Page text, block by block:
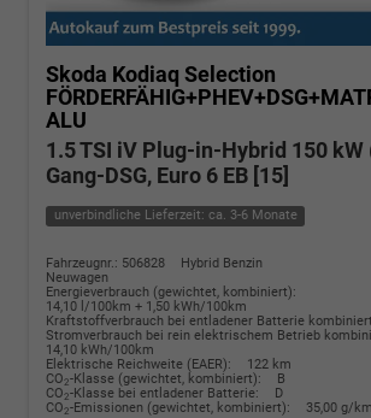
Skoda Kodiaq Selection
ALU
1.5 TSI iV Plug-in-Hybrid 150 kW
Gang-DSG, Euro 6 EB [15]
unverbindliche Lieferzeit: ca. 3-6 Monate
Fahrzeugnr.: 506828
Hybrid Benzin
Neuwagen
Energieverbrauch (gewichtet, kombiniert):
14,10 l/100km + 1,50 kWh/100km
Kraftstoffverbrauch bei entladener Batterie
Stromverbrauch bei rein elektrischem Betrieb
14,10 kWh/100km
Elektrische Reichweite (EAER):
122 km
CO2-Klasse (gewichtet, kombiniert):
B
CO2-Klasse bei entladener Batterie:
D
CO2-Emissionen (gewichtet, kombiniert): 35,00 g/km